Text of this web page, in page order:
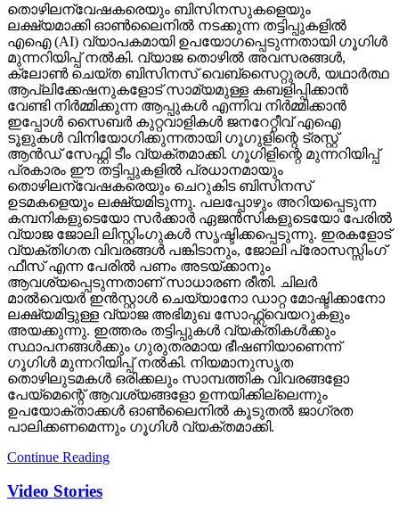
തൊഴിലന്വേഷകരെയും ബിസിനസുകളെയും
ലക്ഷ്യമാക്കി ഓണ്‍ലൈനില്‍ നടക്കുന്ന തട്ടിപ്പുകളില്‍
എഐ (AI) വ്യാപകമായി ഉപയോഗപ്പെടുന്നതായി ഗൂഗിള്‍
മുന്നറിയിപ്പ് നല്‍കി. വ്യാജ തൊഴില്‍ അവസരങ്ങള്‍,
ക്ലോണ്‍ ചെയ്ത ബിസിനസ് വെബ്‌സൈറ്റുരള്‍, യഥാര്‍ത്ഥ
ആപ്ലിക്കേഷനുകളോട് സാമ്യമുള്ള കബളിപ്പിക്കാന്‍
വേണ്ടി നിര്‍മ്മിക്കുന്ന ആപ്പുകള്‍ എന്നിവ നിര്‍മ്മിക്കാന്‍
ഇപ്പോള്‍ സൈബര്‍ കുറ്റവാളികള്‍ ജനറേറ്റീവ് എഐ
ടൂളുകള്‍ വിനിയോഗിക്കുന്നതായി ഗൂഗുളിന്റെ ട്രസ്റ്റ്
ആന്‍ഡ് സേഫ്റ്റി ടീം വ്യക്തമാക്കി. ഗൂഗിളിന്റെ മുന്നറിയിപ്പ്
പ്രകാരം ഈ തട്ടിപ്പുകളില്‍ പ്രധാനമായും
തൊഴിലന്വേഷകരെയും ചെറുകിട ബിസിനസ്
ഉടമകളെയും ലക്ഷ്യമിടുന്നു. പലപ്പോഴും അറിയപ്പെടുന്ന
കമ്പനികളുടെയോ സര്‍ക്കാര്‍ ഏജന്‍സികളുടെയോ പേരില്‍
വ്യാജ ജോലി ലിസ്റ്റിംഗുകള്‍ സൃഷ്ടിക്കപ്പെടുന്നു. ഇരകളോട്
വ്യക്തിഗത വിവരങ്ങള്‍ പങ്കിടാനും, ജോലി പ്രോസസ്സിംഗ്
ഫീസ് എന്ന പേരില്‍ പണം അടയ്ക്കാനും
ആവശ്യപ്പെടുന്നതാണ് സാധാരണ രീതി. ചിലര്‍
മാല്‍വെയര്‍ ഇന്‍സ്റ്റാള്‍ ചെയ്യാനോ ഡാറ്റ മോഷ്ടിക്കാനോ
ലക്ഷ്യമിട്ടുള്ള വ്യാജ അഭിമുഖ സോഫ്റ്റ്‌വെയറുകളും
അയക്കുന്നു. ഇത്തരം തട്ടിപ്പുകള്‍ വ്യക്തികള്‍ക്കും
സ്ഥാപനങ്ങള്‍ക്കും ഗുരുതരമായ ഭീഷണിയാണെന്ന്
ഗൂഗിള്‍ മുന്നറിയിപ്പ് നല്‍കി. നിയമാനുസൃത
തൊഴിലുടമകള്‍ ഒരിക്കലും സാമ്പത്തിക വിവരങ്ങളോ
പേയ്‌മെന്റെ് ആവശ്യങ്ങളോ ഉന്നയിക്കില്ലെന്നും
ഉപയോക്താക്കള്‍ ഓണ്‍ലൈനില്‍ കൂടുതല്‍ ജാഗ്രത
പാലിക്കണമെന്നും ഗൂഗിള്‍ വ്യക്തമാക്കി.
Continue Reading
Video Stories